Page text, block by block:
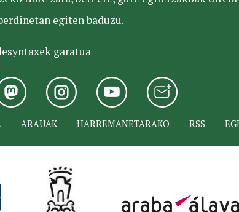
egiten baduzu.
garatua
ARAUAK HARREMANETARAKO RSS